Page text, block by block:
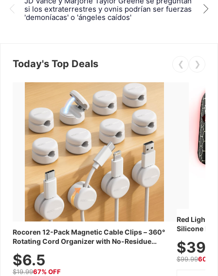
si los extraterrestres y ovnis podrían ser fuerzas
'demoníacas' o 'ángeles caídos'
por
Today's Top Deals ❮ ❯
Rocoren 12-Pack Magnetic Cable Clips – 360°
Rotating Cord Organizer with No-Residue
Wall, Car & Office, White
$6.5
$19.9967% OFF
Red Light
Silicone
$99.9960%